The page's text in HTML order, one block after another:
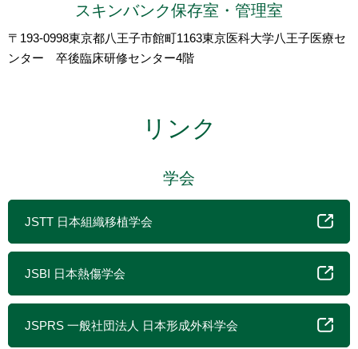
スキンバンク保存室・管理室
〒193-0998東京都八王子市館町1163東京医科大学八王子医療セ
ンター 卒後臨床研修センター4階
リンク
学会
JSTT 日本組織移植学会
JSBI 日本熱傷学会
JSPRS 一般社団法人 日本形成外科学会